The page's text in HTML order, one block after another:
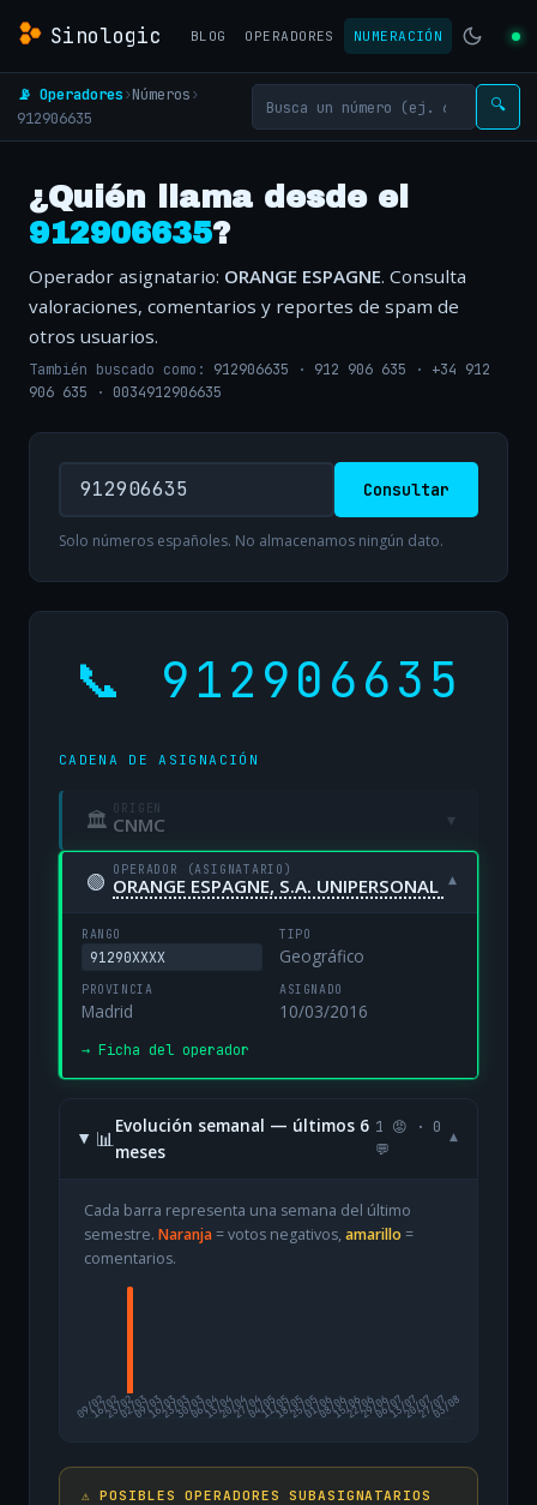
Sinologic BLOG OPERADORES NUMERACIÓN
📡 Operadores›Números›
912906635
🔍
¿Quién llama desde el
912906635?
Operador asignatario: ORANGE ESPAGNE. Consulta
valoraciones, comentarios y reportes de spam de
otros usuarios.
También buscado como: 912906635 · 912 906 635 · +34 912
906 635 · 0034912906635
Consultar
Solo números españoles. No almacenamos ningún dato.
📞 912906635
CADENA DE ASIGNACIÓN
🏛 ORIGEN
CNMC ▾
🟢 OPERADOR (ASIGNATARIO)
ORANGE ESPAGNE, S.A. UNIPERSONAL ▾
RANGO
91290XXXX
TIPO
Geográfico
PROVINCIA
Madrid
ASIGNADO
10/03/2016
→ Ficha del operador
📊
Evolución semanal — últimos 6
meses
1 😡 · 0
💬
▾
Cada barra representa una semana del último
semestre. Naranja= votos negativos, amarillo =
comentarios.
09/02
16/0223/0202/0309/0316/0323/0330/0306/0413/0420/0427/0404/0511/0518/0525/0501/0608/0615/0622/0629/0606/0713/0720/0727/07
03/08
⚠️ POSIBLES OPERADORES SUBASIGNATARIOS